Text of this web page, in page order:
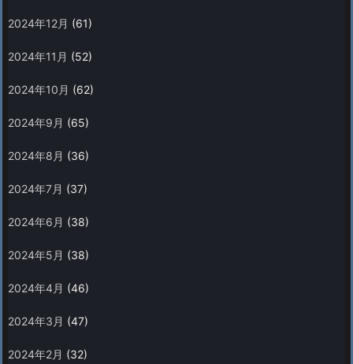
2024年12月 (61)
2024年11月 (52)
2024年10月 (62)
2024年9月 (65)
2024年8月 (36)
2024年7月 (37)
2024年6月 (38)
2024年5月 (38)
2024年4月 (46)
2024年3月 (47)
2024年2月 (32)